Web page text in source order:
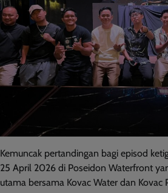
Kemuncak pertandingan bagi episod
25 April 2026 di Poseidon Waterfront
utama bersama Kovac Water dan Kovac